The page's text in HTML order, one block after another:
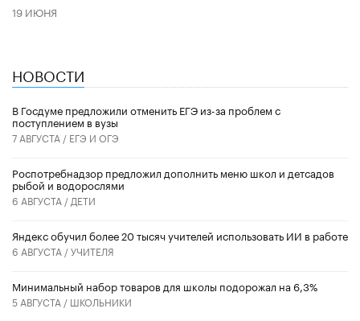
19 ИЮНЯ
НОВОСТИ
В Госдуме предложили отменить ЕГЭ из-за проблем с
поступлением в вузы
7 АВГУСТА / ЕГЭ И ОГЭ
Роспотребнадзор предложил дополнить меню школ и детсадов
рыбой и водорослями
6 АВГУСТА / ДЕТИ
​Яндекс обучил более 20 тысяч учителей использовать ИИ в работе
6 АВГУСТА /УЧИТЕЛЯ
Минимальный набор товаров для школы подорожал на 6,3%
5 АВГУСТА / ШКОЛЬНИКИ